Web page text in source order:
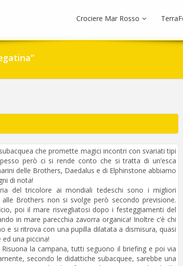
Crociere Mar Rosso
che promette magici incontri con svariati tipi
però ci si rende conto che si tratta di un’esca
delle Brothers, Daedalus e di Elphinstone abbiamo
di nota!
del tricolore ai mondiali tedeschi sono i migliori
Brothers non si svolge però secondo previsione.
poi il mare risvegliatosi dopo i festeggiamenti del
in mare parecchia zavorra organica! Inoltre c’è chi
e si ritrova con una pupilla dilatata a dismisura, quasi
una piccina!
la campana, tutti seguono il briefing e poi via
secondo le didattiche subacquee, sarebbe una